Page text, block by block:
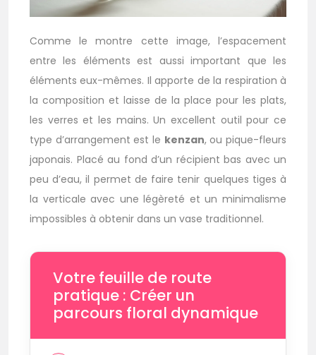
Comme le montre cette image, l’espacement
entre les éléments est aussi important que les
éléments eux-mêmes. Il apporte de la respiration à
la composition et laisse de la place pour les plats,
les verres et les mains. Un excellent outil pour ce
type d’arrangement est le kenzan, ou pique-fleurs
japonais. Placé au fond d’un récipient bas avec un
peu d’eau, il permet de faire tenir quelques tiges à
la verticale avec une légèreté et un minimalisme
impossibles à obtenir dans un vase traditionnel.
Votre feuille de route
pratique : Créer un
parcours floral dynamique